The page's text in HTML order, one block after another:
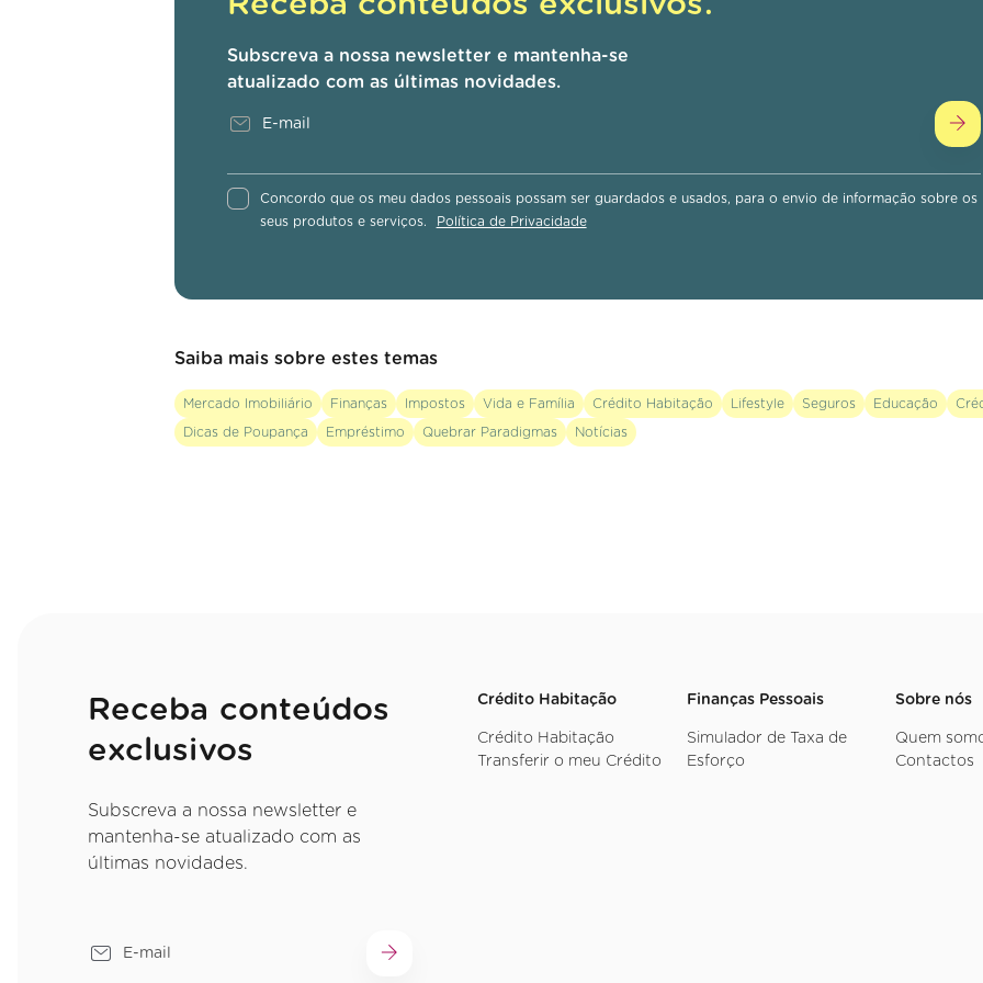
Subscreva a nossa newsletter e mantenha-se
atualizado com as últimas novidades.
Concordo que os meu dados pessoais possam ser guardados e usados, para o envio de informação sobre os
seus produtos e serviços.
Política de Privacidade
Saiba mais sobre estes temas
Mercado Imobiliário Finanças Impostos Vida e Família Crédito Habitação Lifestyle Seguros Educação
Dicas de Poupança Empréstimo Quebrar Paradigmas Notícias
Receba conteúdos
exclusivos
Subscreva a nossa newsletter e
mantenha-se atualizado com as
últimas novidades.
Crédito Habitação
Crédito Habitação
Transferir o meu Crédito
Finanças Pessoais
Simulador de Taxa de
Esforço
Sobre nós
Quem
Contactos